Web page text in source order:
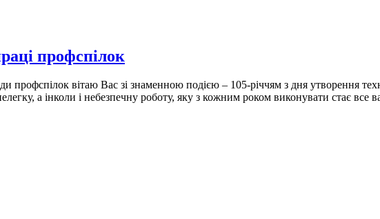
профспілок
профспілок вітаю Вас зі знаменною подією – 105-річчям з дня утворення
а інколи і небезпечну роботу, яку з кожним роком виконувати стає